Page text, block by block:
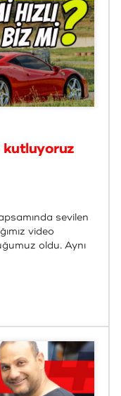
kutluyoruz
sevilen
video
oldu. Aynı